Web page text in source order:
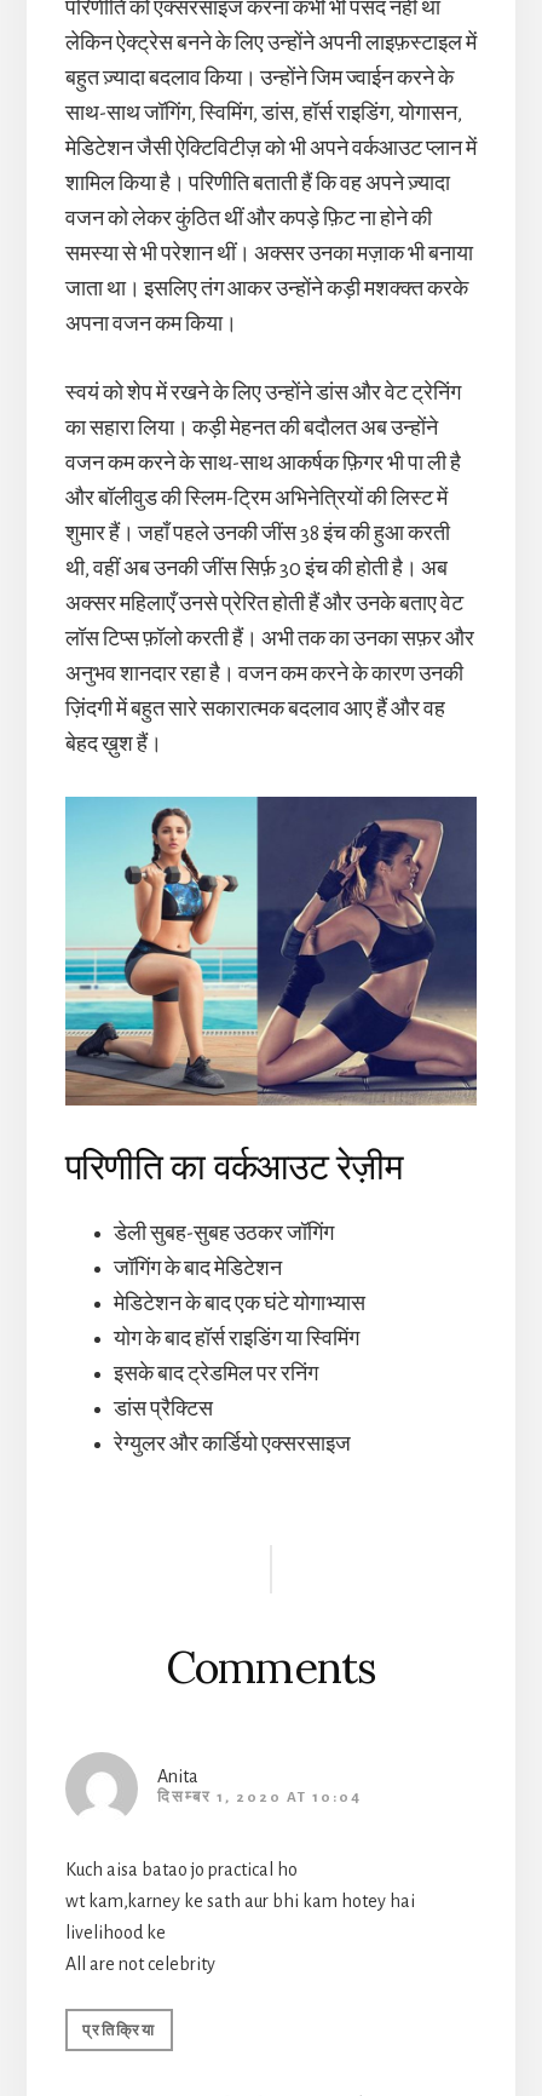
परिणीति को एक्सरसाइज करना कभी भी पसंद नहीं था
लेकिन ऐक्ट्रेस बनने के लिए उन्होंने अपनी लाइफ़स्टाइल में
बहुत ज़्यादा बदलाव किया। उन्होंने जिम ज्वाईन करने के
साथ-साथ जॉगिंग, स्विमिंग, डांस, हॉर्स राइडिंग, योगासन,
मेडिटेशन जैसी ऐक्टिविटीज़ को भी अपने वर्कआउट प्लान में
शामिल किया है। परिणीति बताती हैं कि वह अपने ज़्यादा
वजन को लेकर कुंठित थीं और कपड़े फ़िट ना होने की
समस्या से भी परेशान थीं। अक्सर उनका मज़ाक भी बनाया
जाता था। इसलिए तंग आकर उन्होंने कड़ी मशक्क्त करके
अपना वजन कम किया।
स्वयं को शेप में रखने के लिए उन्होंने डांस और वेट ट्रेनिंग
का सहारा लिया। कड़ी मेहनत की बदौलत अब उन्होंने
वजन कम करने के साथ-साथ आकर्षक फ़िगर भी पा ली है
और बॉलीवुड की स्लिम-ट्रिम अभिनेत्रियों की लिस्ट में
शुमार हैं। जहाँ पहले उनकी जींस 38 इंच की हुआ करती
थी, वहीं अब उनकी जींस सिर्फ़ 30 इंच की होती है। अब
अक्सर महिलाएँ उनसे प्रेरित होती हैं और उनके बताए वेट
लॉस टिप्स फ़ॉलो करती हैं। अभी तक का उनका सफ़र और
अनुभव शानदार रहा है। वजन कम करने के कारण उनकी
ज़िंदगी में बहुत सारे सकारात्मक बदलाव आए हैं और वह
बेहद ख़ुश हैं।
परिणीति का वर्कआउट रेज़ीम
डेली सुबह-सुबह उठकर जॉगिंग
जॉगिंग के बाद मेडिटेशन
मेडिटेशन के बाद एक घंटे योगाभ्यास
योग के बाद हॉर्स राइडिंग या स्विमिंग
इसके बाद ट्रेडमिल पर रनिंग
डांस प्रैक्टिस
रेग्युलर और कार्डियो एक्सरसाइज
Comments
Anita
दिसम्बर 1, 2020 AT 10:04
Kuch aisa batao jo practical ho
wt kam,karney ke sath aur bhi kam hotey hai
livelihood ke
All are not celebrity
प्रतिक्रिया